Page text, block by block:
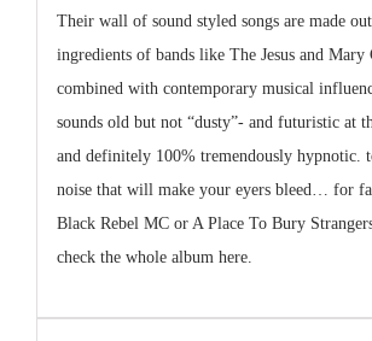
Their wall of sound styled songs are made
ingredients of bands like The Jesus and Mary
combined with contemporary musical
sounds old but not “dusty”- and futuristic at
and definitely 100% tremendously hypnotic.
noise that will make your eyers bleed… for
Black Rebel MC or A Place To Bury
check the whole album here.